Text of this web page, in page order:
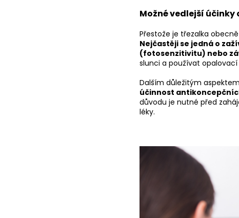
Možné vedlejší účinky
Přestože je třezalka
Nejčastěji se jedná o
(fotosenzitivitu) nebo
slunci a používat
Dalším důležitým
účinnost
důvodu je nutné před
léky.